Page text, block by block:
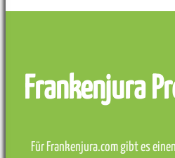
Frankenjura
Für Frankenjura.com gibt es